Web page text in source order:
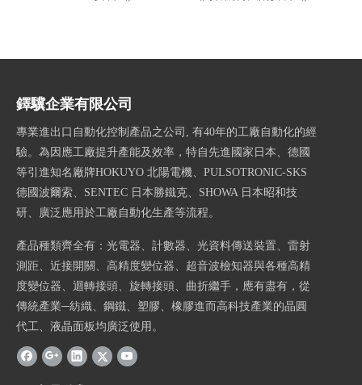
鐸驥企業有限公司
專業進出口自動化控制產品之公司, 有40年的工廠自動化的經
驗。為因應工廠提升產能及效率，特自先進國家日本、德國
等引進知名廠牌HOKUYO 北陽電機、PULSOTRONIC-SKS
德國波爾索、SENTEC 日本勝鐵克、SHOWA 日本昭和技
研、
廣泛應用於工廠自動化生產等流程。
產品種類齊全有：光電器、計數器、光資料傳送裝置、雷射
測距、近接開關、高精度變位器、超音波檢知器與各種高精
度變位器、迴轉接頭、旋轉接頭、曲折繼手，應有盡有，從
傳統產業─紡織、鋼鐵、塑膠、橡膠進而高科技產業的晶圓
代工、液晶面板均廣泛使用。